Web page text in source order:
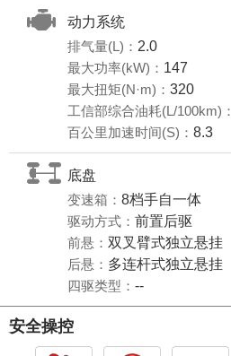
动力系统
排气量(L)： 2.0
最大功率(kW)： 147
最大扭矩(N·m)： 320
工信部综合油耗(L/100km)：
百公里加速时间(S)： 8.3
底盘
变速箱： 8档手自一体
驱动方式： 前置后驱
前悬： 双叉臂式独立悬挂
后悬： 多连杆式独立悬挂
四驱类型： --
安全操控